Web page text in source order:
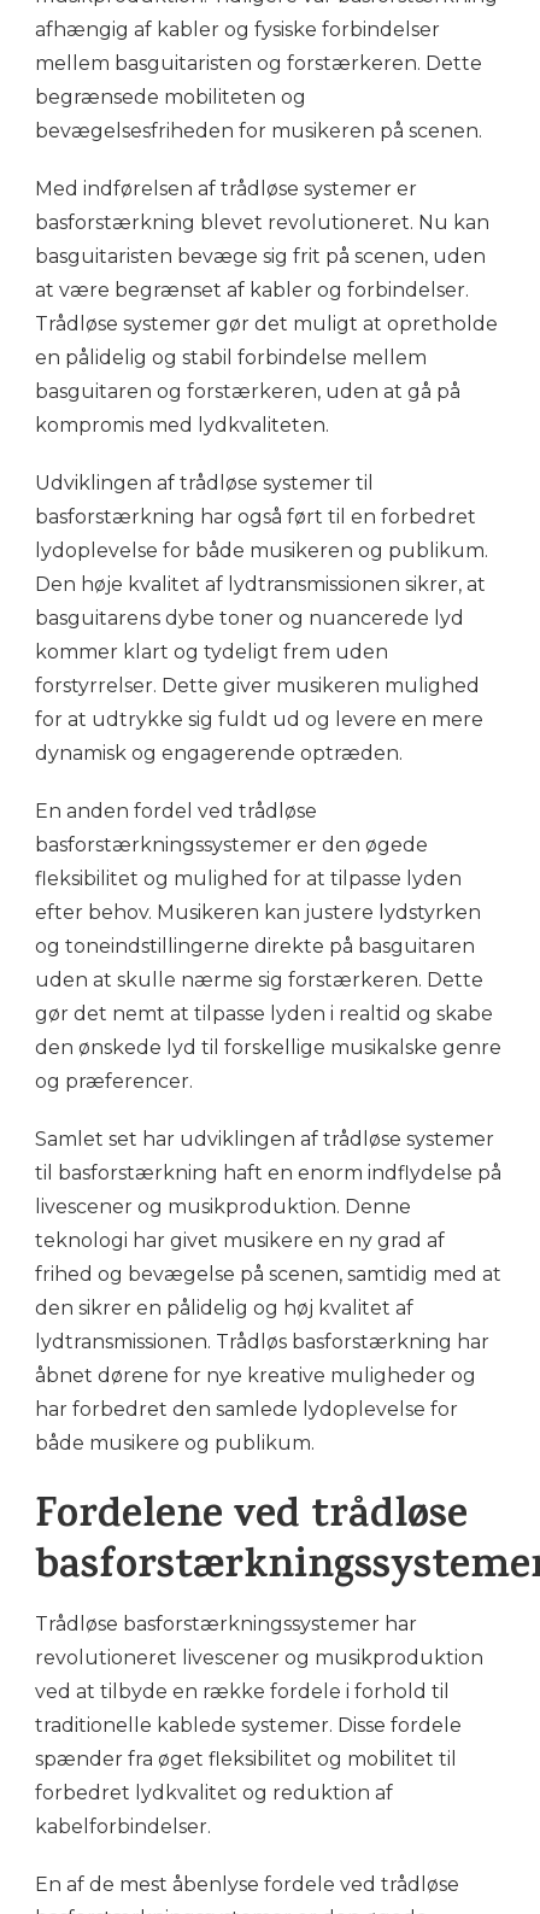
afhængig af kabler og fysiske forbindelser
mellem basguitaristen og forstærkeren. Dette
begrænsede mobiliteten og
bevægelsesfriheden for musikeren på scenen.
Med indførelsen af trådløse systemer er
basforstærkning blevet revolutioneret. Nu kan
basguitaristen bevæge sig frit på scenen, uden
at være begrænset af kabler og forbindelser.
Trådløse systemer gør det muligt at opretholde
en pålidelig og stabil forbindelse mellem
basguitaren og forstærkeren, uden at gå på
kompromis med lydkvaliteten.
Udviklingen af trådløse systemer til
basforstærkning har også ført til en forbedret
lydoplevelse for både musikeren og publikum.
Den høje kvalitet af lydtransmissionen sikrer, at
basguitarens dybe toner og nuancerede lyd
kommer klart og tydeligt frem uden
forstyrrelser. Dette giver musikeren mulighed
for at udtrykke sig fuldt ud og levere en mere
dynamisk og engagerende optræden.
En anden fordel ved trådløse
basforstærkningssystemer er den øgede
fleksibilitet og mulighed for at tilpasse lyden
efter behov. Musikeren kan justere lydstyrken
og toneindstillingerne direkte på basguitaren
uden at skulle nærme sig forstærkeren. Dette
gør det nemt at tilpasse lyden i realtid og skabe
den ønskede lyd til forskellige musikalske genre
og præferencer.
Samlet set har udviklingen af trådløse systemer
til basforstærkning haft en enorm indflydelse på
livescener og musikproduktion. Denne
teknologi har givet musikere en ny grad af
frihed og bevægelse på scenen, samtidig med at
den sikrer en pålidelig og høj kvalitet af
lydtransmissionen. Trådløs basforstærkning har
åbnet dørene for nye kreative muligheder og
har forbedret den samlede lydoplevelse for
både musikere og publikum.
Fordelene ved trådløse
Trådløse basforstærkningssystemer har
revolutioneret livescener og musikproduktion
ved at tilbyde en række fordele i forhold til
traditionelle kablede systemer. Disse fordele
spænder fra øget fleksibilitet og mobilitet til
forbedret lydkvalitet og reduktion af
kabelforbindelser.
En af de mest åbenlyse fordele ved trådløse